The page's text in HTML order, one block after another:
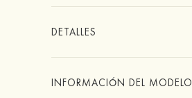
DETALLES
INFORMACIÓN DEL MODELO